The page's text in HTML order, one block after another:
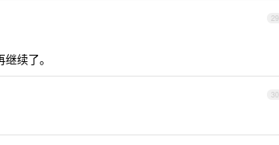
29
续了。
30